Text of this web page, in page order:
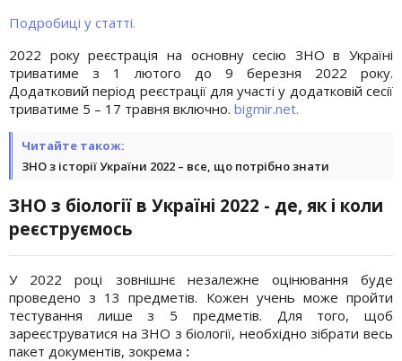
Подробиці у статті.
2022 року реєстрація на основну сесію ЗНО в Україні
триватиме з 1 лютого до 9 березня 2022 року.
Додатковий період реєстрації для участі у додатковій сесії
триватиме 5 – 17 травня включно. bigmir.net.
Читайте також:
ЗНО з історії України 2022 – все, що потрібно знати
ЗНО з біології в Україні 2022 - де, як і коли
реєструємось
У 2022 році зовнішнє незалежне оцінювання буде
проведено з 13 предметів. Кожен учень може пройти
тестування лише з 5 предметів. Для того, щоб
зареєструватися на ЗНО з біології, необхідно зібрати весь
пакет документів, зокрема :